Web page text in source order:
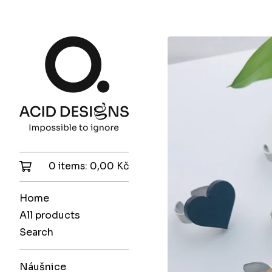
0 items: 0,00 Kč
Home
All products
Search
Náušnice